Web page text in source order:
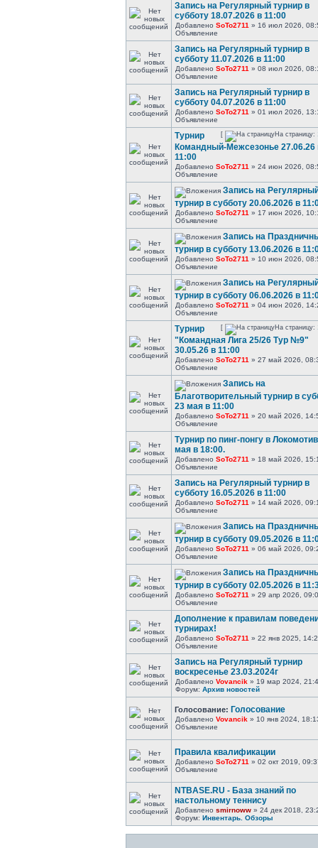
Запись на Регулярный турнир в
субботу 18.07.2026 в 11:00
Добавлено SoTo2711 » 16 июл 2026,
Объявление
Запись на Регулярный турнир в
субботу 11.07.2026 в 11:00
Добавлено SoTo2711 » 08 июл 2026,
Объявление
Запись на Регулярный турнир в
субботу 04.07.2026 в 11:00
Добавлено SoTo2711 » 01 июл 2026,
Объявление
[ На страницу:
Турнир
Командный-Межсезонье 27.06.26
11:00
Добавлено SoTo2711 » 24 июн 2026,
Объявление
Запись на
турнир в субботу 20.06.2026 в
Добавлено SoTo2711 » 17 июн 2026,
Объявление
Запись на
турнир в субботу 13.06.2026 в
Добавлено SoTo2711 » 10 июн 2026,
Объявление
Запись на
турнир в субботу 06.06.2026 в
Добавлено SoTo2711 » 04 июн 2026,
Объявление
[ На страницу:
Турнир
"Командная Лига 25/26 Тур №9"
30.05.26 в 11:00
Добавлено SoTo2711 » 27 май 2026,
Объявление
Запись на
Благотворительный турнир в
23 мая в 11:00
Добавлено SoTo2711 » 20 май 2026,
Объявление
Турнир по пинг-понгу в
мая в 18:00.
Добавлено SoTo2711 » 18 май 2026,
Объявление
Запись на Регулярный турнир в
субботу 16.05.2026 в 11:00
Добавлено SoTo2711 » 14 май 2026,
Объявление
Запись на
турнир в субботу 09.05.2026 в
Добавлено SoTo2711 » 06 май 2026,
Объявление
Запись на
турнир в субботу 02.05.2026 в
Добавлено SoTo2711 » 29 апр 2026,
Объявление
Дополнение к правилам
турнирах!
Добавлено SoTo2711 » 22 янв 2025,
Объявление
Запись на Регулярный турнир
воскресенье 23.03.2024г
Добавлено Vovancik » 19 мар 2024,
Форум: Архив новостей
Голосование: Голосование
Добавлено Vovancik » 10 янв 2024,
Объявление
Правила квалификации
Добавлено SoTo2711 » 02 окт 2019,
Объявление
NTBASE.RU - База знаний по
настольному теннису
Добавлено smirnoww » 24 дек 2018,
Форум: Инвентарь. Обзоры